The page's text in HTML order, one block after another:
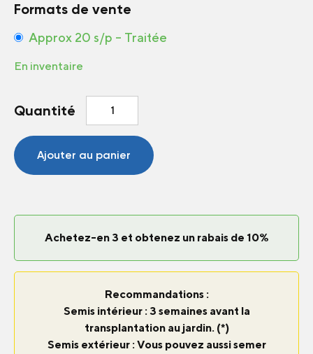
Formats de vente
Approx 20 s/p – Traitée
En inventaire
Quantité
quantité
Cornichon
Corentine
Ajouter au panier
Achetez-en 3 et obtenez un rabais de 10%
Recommandations :
Semis intérieur : 3 semaines avant la
transplantation au jardin. (*)
Semis extérieur : Vous pouvez aussi semer